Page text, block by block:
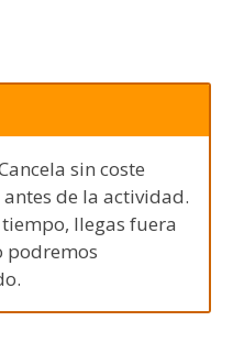
sin coste
de la actividad.
llegas fuera
podremos